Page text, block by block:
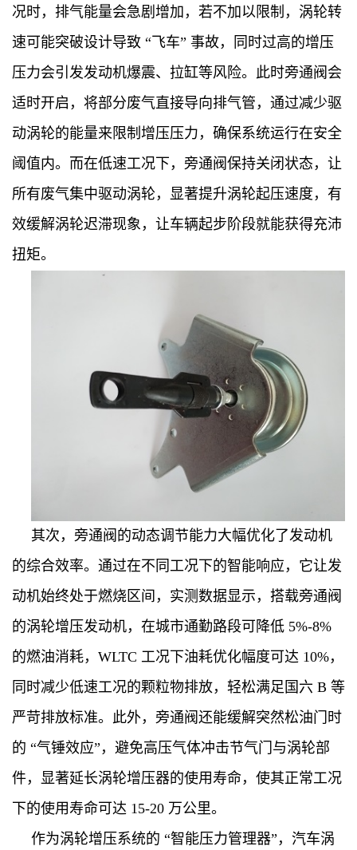
况时，排气能量会急剧增加，若不加以限制，涡轮转
速可能突破设计导致 “飞车” 事故，同时过高的增压
压力会引发发动机爆震、拉缸等风险。此时旁通阀会
适时开启，将部分废气直接导向排气管，通过减少驱
动涡轮的能量来限制增压压力，确保系统运行在安全
阈值内。而在低速工况下，旁通阀保持关闭状态，让
所有废气集中驱动涡轮，显著提升涡轮起压速度，有
效缓解涡轮迟滞现象，让车辆起步阶段就能获得充沛
扭矩。
其次，旁通阀的动态调节能力大幅优化了发动机
的综合效率。通过在不同工况下的智能响应，它让发
动机始终处于燃烧区间，实测数据显示，搭载旁通阀
的涡轮增压发动机，在城市通勤路段可降低 5%-8%
的燃油消耗，WLTC 工况下油耗优化幅度可达 10%，
同时减少低速工况的颗粒物排放，轻松满足国六 B 等
严苛排放标准。此外，旁通阀还能缓解突然松油门时
的 “气锤效应”，避免高压气体冲击节气门与涡轮部
件，显著延长涡轮增压器的使用寿命，使其正常工况
下的使用寿命可达 15-20 万公里。
作为涡轮增压系统的 “智能压力管理器”，汽车涡